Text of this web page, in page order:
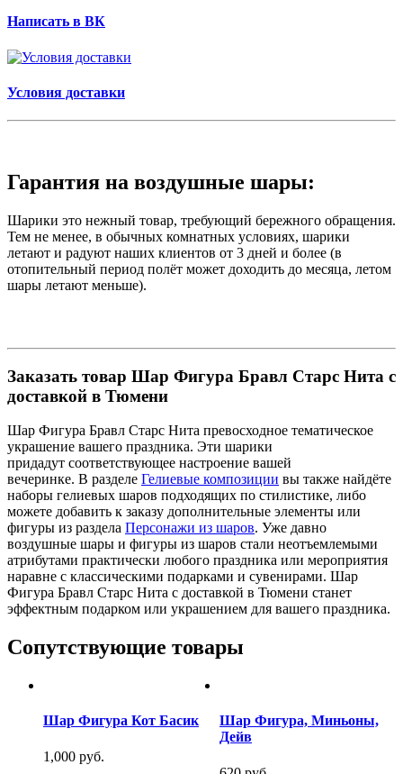
Написать в ВК
Условия доставки
Гарантия на воздушные шары:
Шарики это нежный товар, требующий бережного обращения.
Тем не менее, в обычных комнатных условиях, шарики
летают и радуют наших клиентов от 3 дней и более (в
отопительный период полёт может доходить до месяца, летом
шары летают меньше).
Заказать товар Шар Фигура Бравл Старс Нита с
доставкой в Тюмени
Шар Фигура Бравл Старс Нита превосходное тематическое
украшение вашего праздника. Эти шарики
придадут соответствующее настроение вашей
вечеринке. В разделе Гелиевые композиции вы также найдёте
наборы гелиевых шаров подходящих по стилистике, либо
можете добавить к заказу дополнительные элементы или
фигуры из раздела Персонажи из шаров. Уже давно
воздушные шары и фигуры из шаров стали неотъемлемыми
атрибутами практически любого праздника или мероприятия
наравне с классическими подарками и сувенирами. Шар
Фигура Бравл Старс Нита с доставкой в Тюмени станет
эффектным подарком или украшением для вашего праздника.
Сопутствующие товары
Шар Фигура Кот Басик
1,000 руб.
Шар Фигура, Миньоны,
Дейв